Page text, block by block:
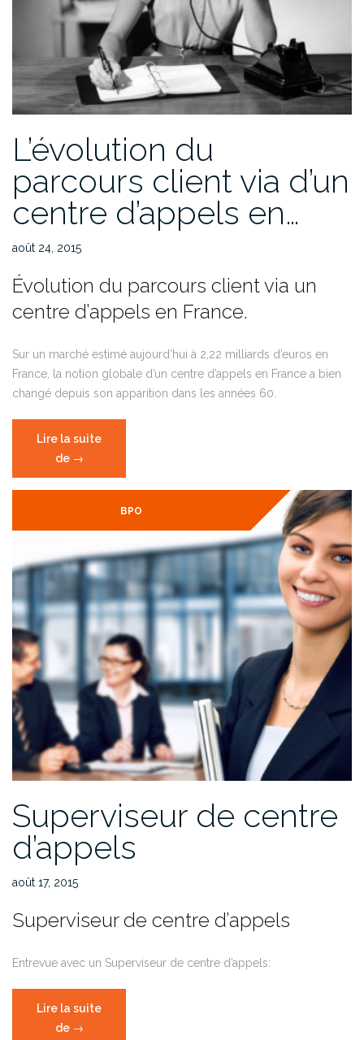
L’évolution du
parcours client via d’un
centre d’appels en…
août 24, 2015
Évolution du parcours client via un
centre d’appels en France.
Sur un marché estimé aujourd’hui à 2,22 milliards d’euros en
France, la notion globale d’un centre d’appels en France a bien
changé depuis son apparition dans les années 60.
Lire la suite
de « L’évolution
du
d’un
centre
d’appels
France »
→
BPO
Superviseur de centre
d’appels
août 17, 2015
Superviseur de centre d’appels
Entrevue avec un Superviseur de centre d’appels:
Lire la suite
de « Superviseur
→